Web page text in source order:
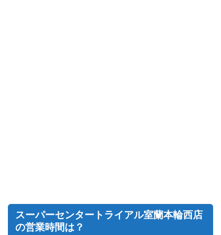
スーパーセンタートライアル室蘭本輪西店
の営業時間は？